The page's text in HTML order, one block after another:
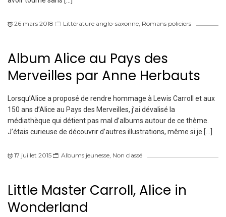
26 mars 2018 Littérature anglo-saxonne Romans policiers
Album Alice au Pays des
Merveilles par Anne Herbauts
Lorsqu’Alice a proposé de rendre hommage à Lewis Carroll et aux
150 ans d’Alice au Pays des Merveilles, j’ai dévalisé la
médiathèque qui détient pas mal d’albums autour de ce thème.
J’étais curieuse de découvrir d’autres illustrations, même si je […]
17 juillet 2015 Albums jeunesse Non classé
Little Master Carroll, Alice in
Wonderland